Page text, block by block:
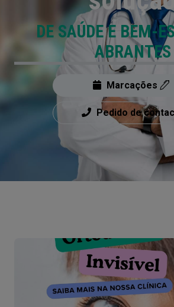
DE SAÚDE E BEM-
ABRANTES
Marcações
Pedido de